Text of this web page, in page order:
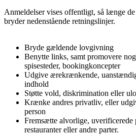
Anmeldelser vises offentligt, så længe
bryder nedenstående retningslinjer.
Bryde gældende lovgivning
Benytte links, samt promovere
spisesteder, bookingkoncepter
Udgive ærekrænkende,
indhold
Støtte vold, diskrimination eller
Krænke andres privatliv, eller
person
Fremsætte alvorlige, uverificerede
restauranter eller andre parter.